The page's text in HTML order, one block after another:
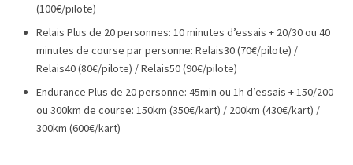
(100€/pilote)
Relais Plus de 20 personnes: 10 minutes d’essais + 20/30 ou 40
minutes de course par personne: Relais30 (70€/pilote) /
Relais40 (80€/pilote) / Relais50 (90€/pilote)
Endurance Plus de 20 personne: 45min ou 1h d’essais + 150/200
ou 300km de course: 150km (350€/kart) / 200km (430€/kart) /
300km (600€/kart)